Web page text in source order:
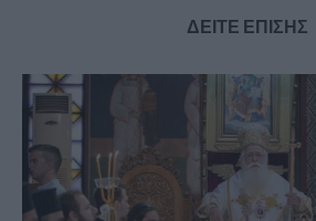
ΔΕΙΤΕ ΕΠΙΣΗΣ